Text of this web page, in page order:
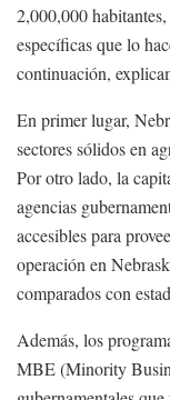
2,000,000
específicas que lo
continuación,
En primer lugar,
sectores sólidos en
Por otro lado, la
agencias
accesibles para
operación en
comparados con
Además, los
MBE (Minority